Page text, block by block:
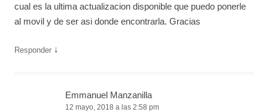
cual es la ultima actualizacion disponible que puedo ponerle
al movil y de ser asi donde encontrarla. Gracias
Responder ↓
Emmanuel Manzanilla
12 mayo, 2018 a las 2:58 pm